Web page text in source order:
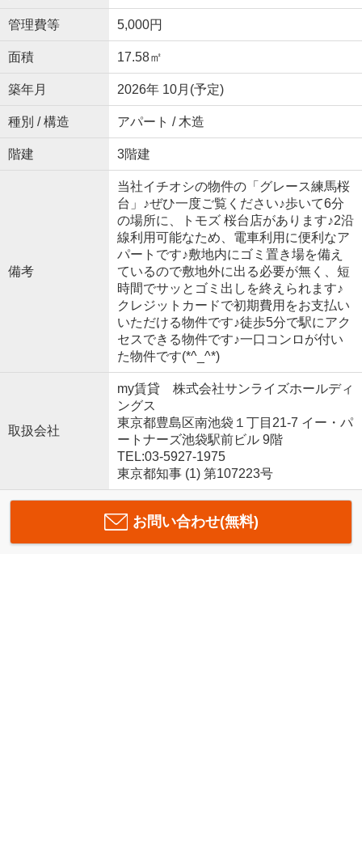
管理費等 5,000円
面積 17.58㎡
築年月 2026年 10月(予定)
種別 / 構造 アパート / 木造
階建 3階建
備考
当社イチオシの物件の「グレース練馬桜
台」♪ぜひ一度ご覧ください♪歩いて6分
の場所に、トモズ 桜台店があります♪2沿
線利用可能なため、電車利用に便利なア
パートです♪敷地内にゴミ置き場を備え
ているので敷地外に出る必要が無く、短
時間でサッとゴミ出しを終えられます♪
クレジットカードで初期費用をお支払い
いただける物件です♪徒歩5分で駅にアク
セスできる物件です♪一口コンロが付い
た物件です(*^_^*)
取扱会社
my賃貸 株式会社サンライズホールディ
ングス
東京都豊島区南池袋１丁目21-7 イー・パ
ートナーズ池袋駅前ビル 9階
TEL:03-5927-1975
東京都知事 (1) 第107223号
お問い合わせ(無料)